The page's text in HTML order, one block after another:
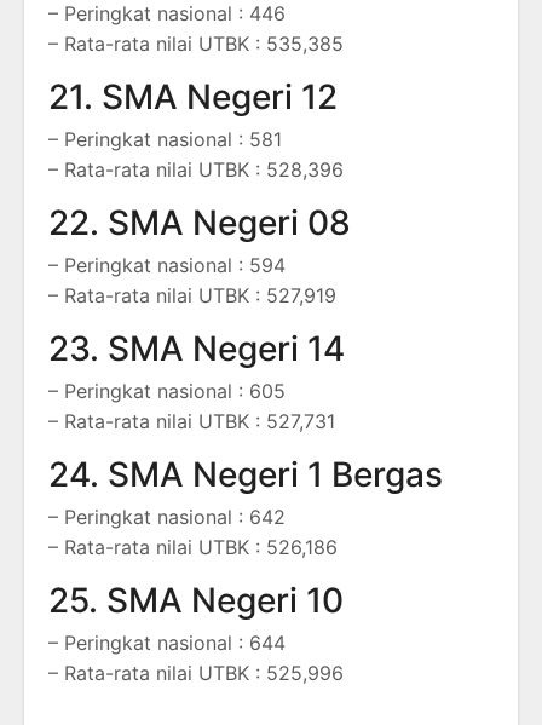
– Peringkat nasional : 446
– Rata-rata nilai UTBK : 535,385
21. SMA Negeri 12
– Peringkat nasional : 581
– Rata-rata nilai UTBK : 528,396
22. SMA Negeri 08
– Peringkat nasional : 594
– Rata-rata nilai UTBK : 527,919
23. SMA Negeri 14
– Peringkat nasional : 605
– Rata-rata nilai UTBK : 527,731
24. SMA Negeri 1 Bergas
– Peringkat nasional : 642
– Rata-rata nilai UTBK : 526,186
25. SMA Negeri 10
– Peringkat nasional : 644
– Rata-rata nilai UTBK : 525,996